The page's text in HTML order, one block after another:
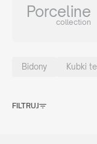
Porceline
collection
Bidony Kubki
FILTRUJ